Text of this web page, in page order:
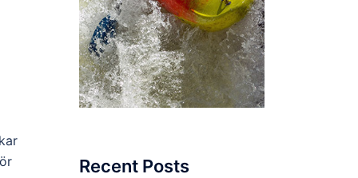
Recent Posts